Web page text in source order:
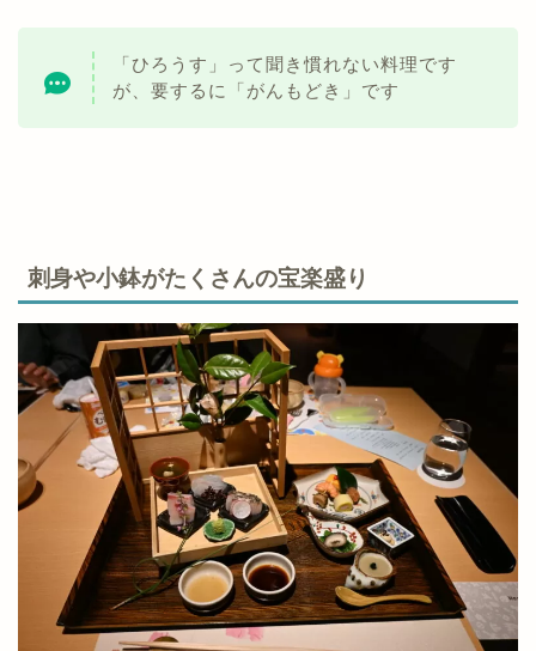
「ひろうす」って聞き慣れない料理です
が、要するに「がんもどき」です
刺身や小鉢がたくさんの宝楽盛り